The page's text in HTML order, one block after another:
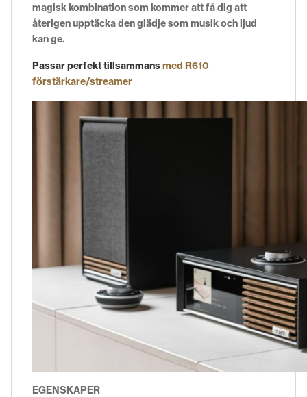
magisk kombination som kommer att få dig att
återigen upptäcka den glädje som musik och ljud
kan ge.
Passar perfekt tillsammans med R610
förstärkare/streamer
EGENSKAPER